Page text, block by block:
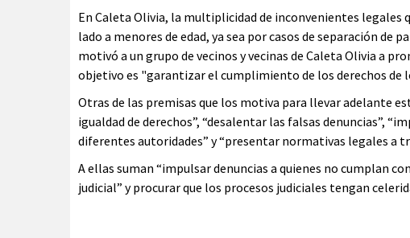
En Caleta Olivia, la multiplicidad de inconvenientes legales
lado a menores de edad, ya sea por casos de separación de
motivó a un grupo de vecinos y vecinas de Caleta Olivia a
objetivo es "garantizar el cumplimiento de los derechos de
Otras de las premisas que los motiva para llevar adelante
igualdad de derechos”, “desalentar las falsas denuncias”,
diferentes autoridades” y “presentar normativas legales a
A ellas suman “impulsar denuncias a quienes no cumplan
judicial” y procurar que los procesos judiciales tengan